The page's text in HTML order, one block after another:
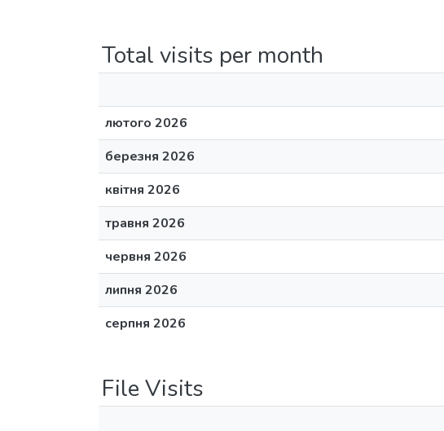
Total visits per month
лютого 2026
березня 2026
квітня 2026
травня 2026
червня 2026
липня 2026
серпня 2026
File Visits